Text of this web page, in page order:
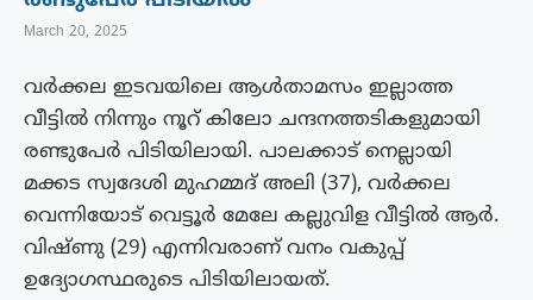
March 20, 2025
വർക്കല ഇടവയിലെ ആൾതാമസം ഇല്ലാത്ത
വീട്ടിൽ നിന്നും നൂറ് കിലോ ചന്ദനത്തടികളുമായി
രണ്ടുപേർ പിടിയിലായി. പാലക്കാട് നെല്ലായി
മക്കട സ്വദേശി മുഹമ്മദ് അലി (37), വർക്കല
വെന്നിയോട് വെട്ടൂർ മേലേ കല്ലുവിള വീട്ടിൽ ആർ.
വിഷ്ണു (29) എന്നിവരാണ് വനം വകുപ്പ്
ഉദ്യോഗസ്ഥരുടെ പിടിയിലായത്.